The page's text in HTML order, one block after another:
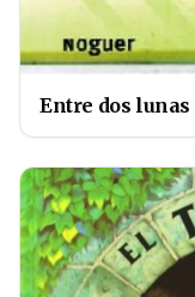
Entre dos lunas